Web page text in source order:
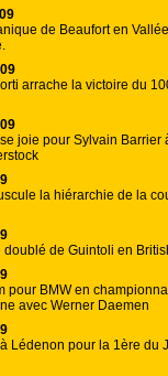
de Beaufort en
arrache la victoire du
joie pour Sylvain Barrier
la hiérarchie de la
doublé de Guintoli en
pour BMW en
avec Werner Daemen
Lédenon pour la 1ère du